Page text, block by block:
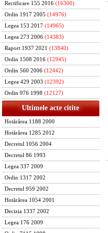
Rectificare 155 2016 (16300)
Ordin 1917 2005 (14976)
Legea 153 2017 (14965)
Legea 273 2006 (14383)
Raport 1937 2021 (13840)
Ordin 1508 2016 (12945)
Ordin 560 2006 (12442)
Legea 429 2003 (12392)
Ordin 976 1998 (12127)
Ultimele acte citite
Hotărârea 1188 2000
Hotărârea 1285 2012
Decretul 1056 2004
Decretul 86 1993
Legea 337 2009
Ordin 1317 2002
Decretul 959 2002
Hotărârea 1054 2001
Decizia 1337 2002
Legea 176 2009